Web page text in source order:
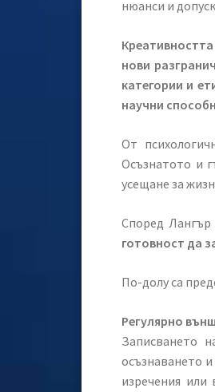
нюанси и
нови
категории и
научни
От
Осъзнатото и
усещане за
Според Лангър
готовност да
По-долу са
Регулярно
Записването
осъзнаването
изречения